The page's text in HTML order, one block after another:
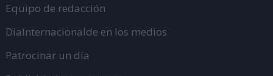
Equipo de redacción
DiaInternacionalde en los medios
Patrocinar un día